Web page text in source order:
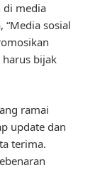
di media
sosial
bijak
ramai
update dan
terima.